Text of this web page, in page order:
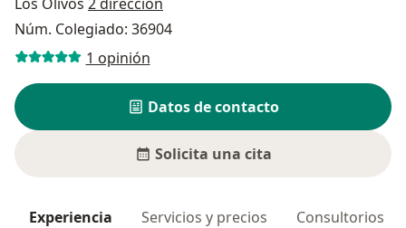
Núm. Colegiado: 36904
1 opinión
Datos de contacto
Solicita una cita
Experiencia Servicios y precios Consultorios